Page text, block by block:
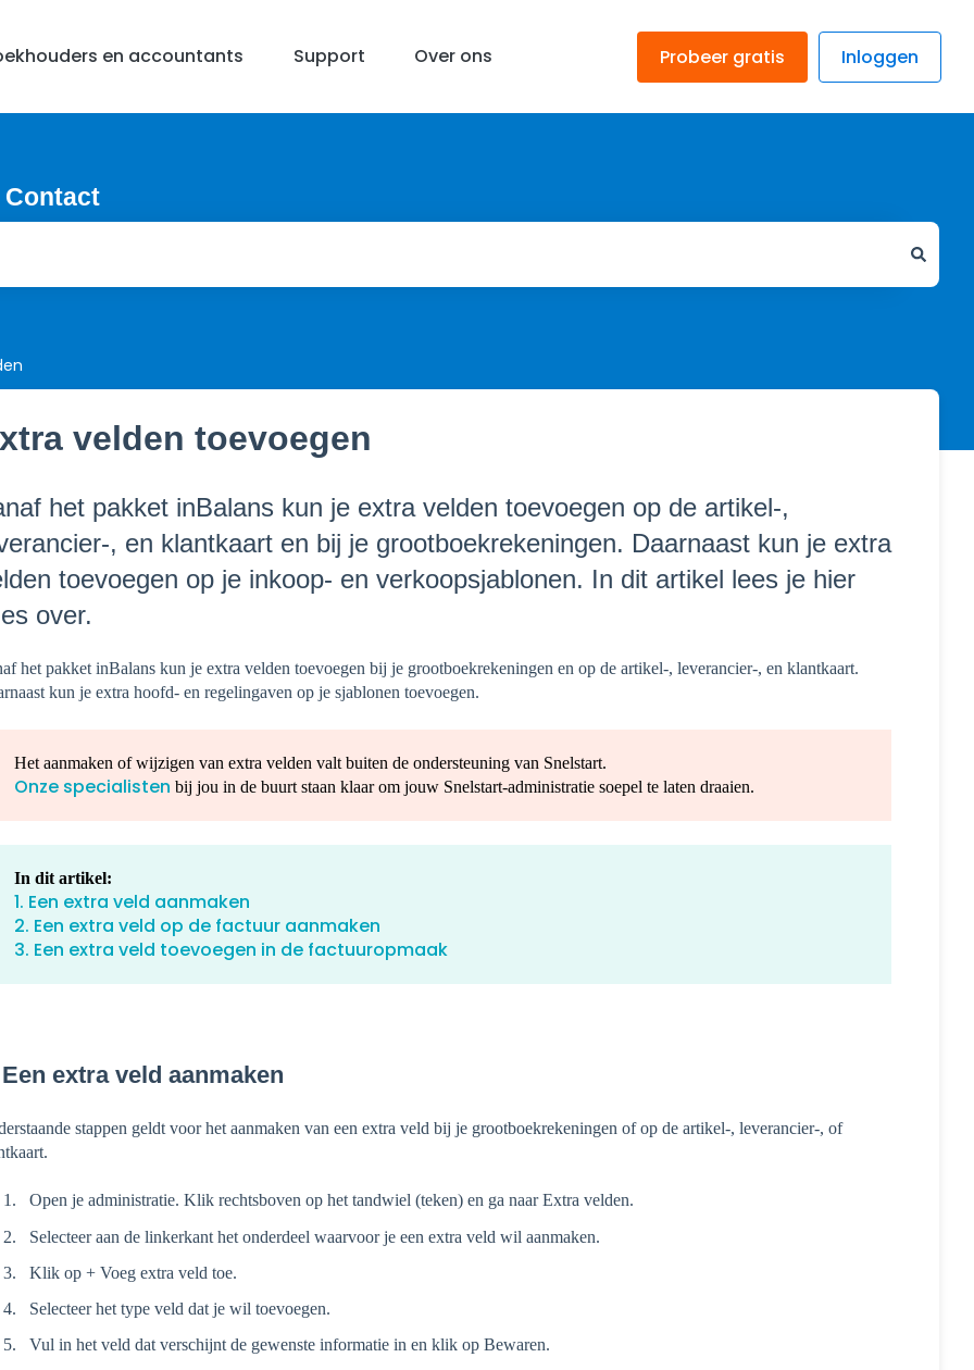
Probeer gratis Inloggen
en accountants Support Over ons
Contact
velden toevoegen
het pakket inBalans kun je extra velden toevoegen op de artikel-,
, en klantkaart en bij je grootboekrekeningen. Daarnaast kun je extra
toevoegen op je inkoop- en verkoopsjablonen. In dit artikel lees je hier
over.
het pakket inBalans kun je extra velden toevoegen bij je grootboekrekeningen en op de artikel-, leverancier-, en klantkaart.
kun je extra hoofd- en regelingaven op je sjablonen toevoegen.
Het aanmaken of wijzigen van extra velden valt buiten de ondersteuning van Snelstart.
Onze specialisten bij jou in de buurt staan klaar om jouw Snelstart-administratie soepel te laten draaien.
In dit artikel:
1. Een extra veld aanmaken
2. Een extra veld op de factuur aanmaken
3. Een extra veld toevoegen in de factuuropmaak
extra veld aanmaken
stappen geldt voor het aanmaken van een extra veld bij je grootboekrekeningen of op de artikel-, leverancier-, of
Open je administratie. Klik rechtsboven op het tandwiel (teken) en ga naar Extra velden.
Selecteer aan de linkerkant het onderdeel waarvoor je een extra veld wil aanmaken.
Klik op + Voeg extra veld toe.
Selecteer het type veld dat je wil toevoegen.
Vul in het veld dat verschijnt de gewenste informatie in en klik op Bewaren.